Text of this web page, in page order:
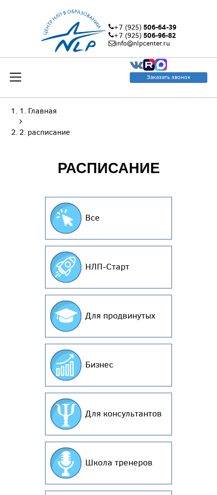
+7 (925) 506-64-39
+7 (925) 506-96-82
info@nlpcenter.ru
Заказать звонок
Главная
расписание
РАСПИСАНИЕ
Все
НЛП-Старт
Для продвинутых
Бизнес
Для консультантов
Школа тренеров